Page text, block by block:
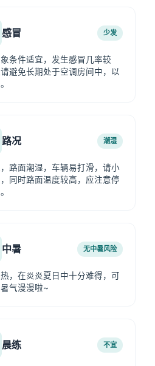
感冒 少发
条件适宜，发生感冒几率较
避免长期处于空调房间中，以
路况 潮湿
路面潮湿，车辆易打滑，请小
同时路面温度较高，应注意停
中暑 无中暑风险
，在炎炎夏日中十分难得，可
气漫漫啦~
晨练 不宜